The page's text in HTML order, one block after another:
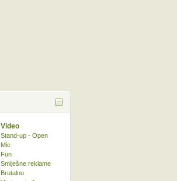
Video
Stand-up - Open
Mic
Fun
Smiješne reklame
Brutalno